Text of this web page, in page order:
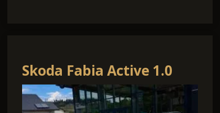
Skoda Fabia Active 1.0
PDC hinten Klima Winter-